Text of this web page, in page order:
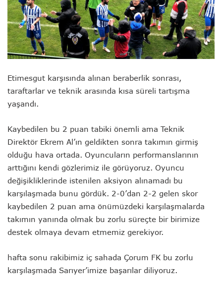
Etimesgut karşısında alınan beraberlik sonrası,
taraftarlar ve teknik arasında kısa süreli tartışma
yaşandı.
Kaybedilen bu 2 puan tabiki önemli ama Teknik
Direktör Ekrem Al’ın geldikten sonra takımın girmiş
olduğu hava ortada. Oyuncuların performanslarının
arttığını kendi gözlerimiz ile görüyoruz. Oyuncu
değişikliklerinde istenilen aksiyon alınamadı bu
karşılaşmada bunu gördük. 2-0’dan 2-2 gelen skor
kaybedilen 2 puan ama önümüzdeki karşılaşmalarda
takımın yanında olmak bu zorlu süreçte bir birimize
destek olmaya devam etmemiz gerekiyor.
hafta sonu rakibimiz iç sahada Çorum FK bu zorlu
karşılaşmada Sarıyer’imize başarılar diliyoruz.